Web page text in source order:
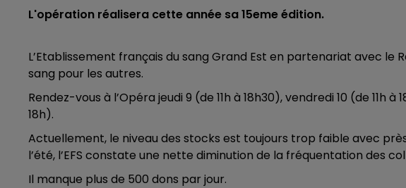
L'opération réalisera cette année sa 15eme édition.
L’Etablissement français du sang Grand Est en partenariat avec le
sang pour les autres.
Rendez-vous à l’Opéra jeudi 9 (de 11h à 18h30), vendredi 10 (de 11h
18h).
Actuellement, le niveau des stocks est toujours trop faible avec
l’été, l’EFS constate une nette diminution de la fréquentation des
Il manque plus de 500 dons par jour.